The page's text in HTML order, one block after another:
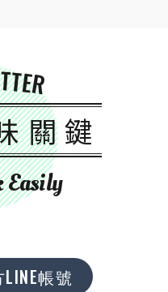
關鍵
Easily
帳號